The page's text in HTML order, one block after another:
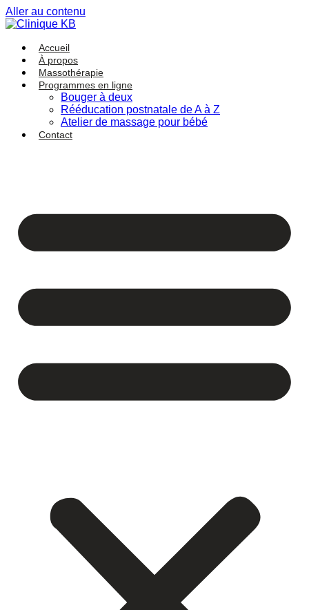
Aller au contenu
Accueil
À propos
Massothérapie
Programmes en ligne
Bouger à deux
Rééducation postnatale de A à Z
Atelier de massage pour bébé
Contact